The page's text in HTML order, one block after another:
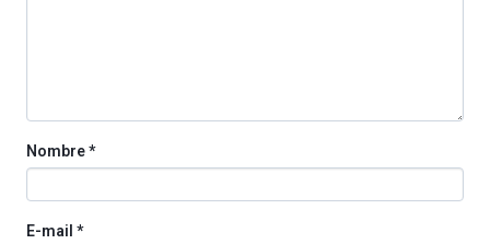
Nombre*
E-mail *